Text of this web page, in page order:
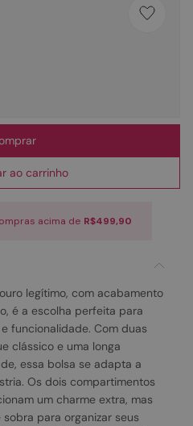
ao carrinho
acima de R$499,90
legítimo, com acabamento
é a escolha perfeita para
funcionalidade. Com duas
clássico e uma longa
essa bolsa se adapta a
Os dois compartimentos
um charme extra, mas
para organizar seus